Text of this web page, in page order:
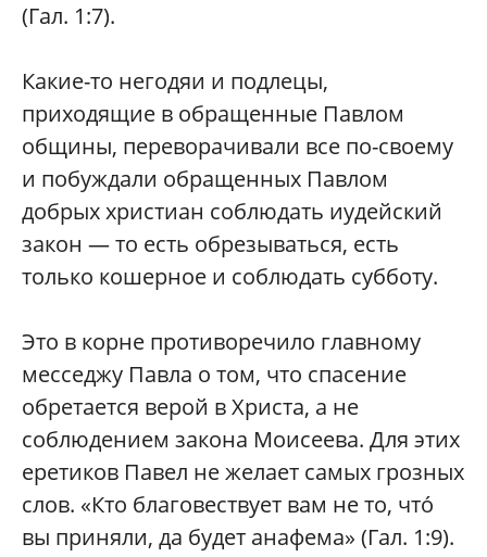
(Гал. 1:7).
Какие-то негодяи и подлецы,
приходящие в обращенные Павлом
общины, переворачивали все по-своему
и побуждали обращенных Павлом
добрых христиан соблюдать иудейский
закон — то есть обрезываться, есть
только кошерное и соблюдать субботу.
Это в корне противоречило главному
месседжу Павла о том, что спасение
обретается верой в Христа, а не
соблюдением закона Моисеева. Для этих
еретиков Павел не желает самых грозных
слов. «Кто благовествует вам не то, что́
вы приняли, да будет анафема» (Гал. 1:9).